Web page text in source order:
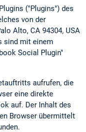
("Plugins") des
von der
Alto, CA 94304, USA
sind mit einem
Social Plugin"
aufrufen, die
eine direkte
auf. Der Inhalt des
Browser übermittelt